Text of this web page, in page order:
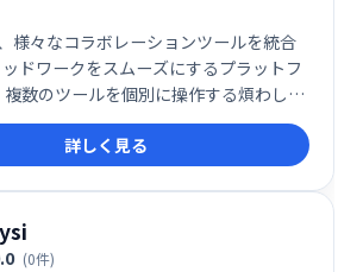
様々なコラボレーションツールを統合
ドワークをスムーズにするプラットフ
複数のツールを個別に操作する煩わしさ
の場所で全てのコミュニケーションを
効率的な情報共有と円滑なチームワー
生産性の向上に貢献します。
詳しく見る
(0件)